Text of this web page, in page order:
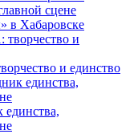
сцене
в Хабаровске
и единство